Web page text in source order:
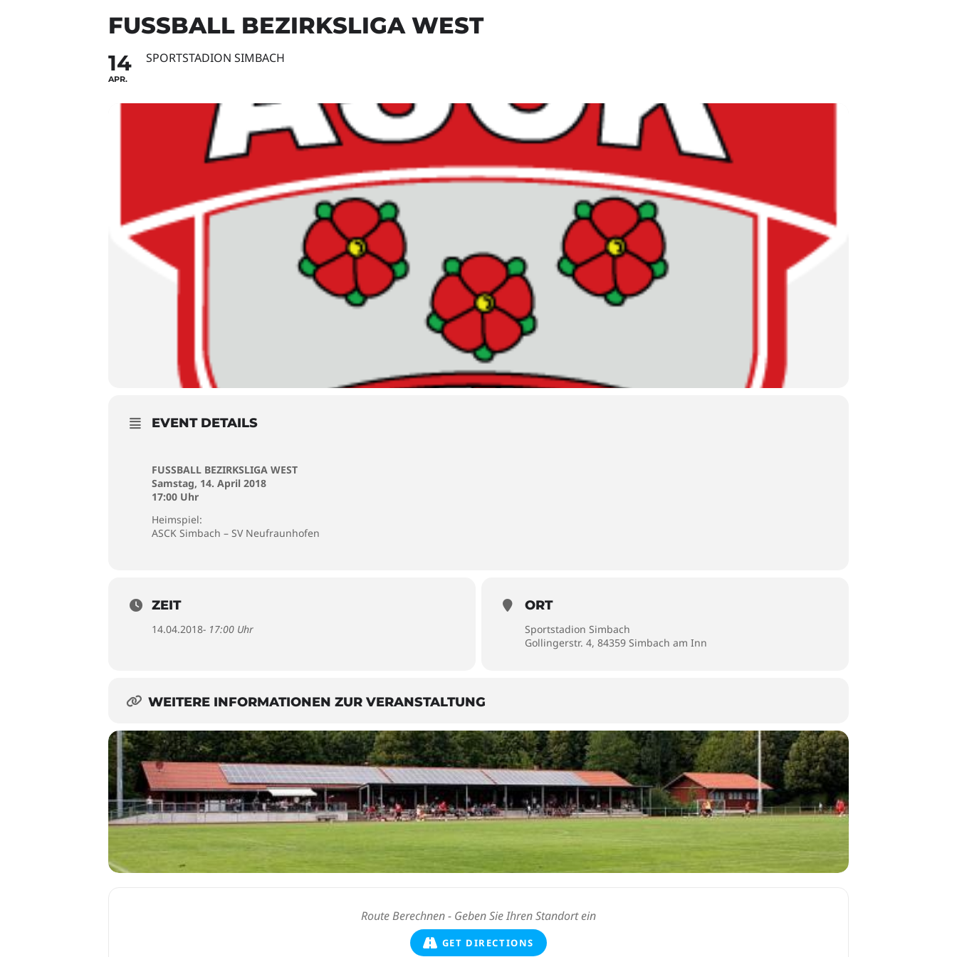
FUSSBALL BEZIRKSLIGA WEST
14
APR.
SPORTSTADION SIMBACH
EVENT DETAILS
FUSSBALL BEZIRKSLIGA WEST
Samstag, 14. April 2018
17:00 Uhr
Heimspiel:
ASCK Simbach – SV Neufraunhofen
ZEIT
14.04.2018- 17:00 Uhr
ORT
Sportstadion Simbach
Gollingerstr. 4, 84359 Simbach am Inn
WEITERE INFORMATIONEN ZUR VERANSTALTUNG
GET DIRECTIONS